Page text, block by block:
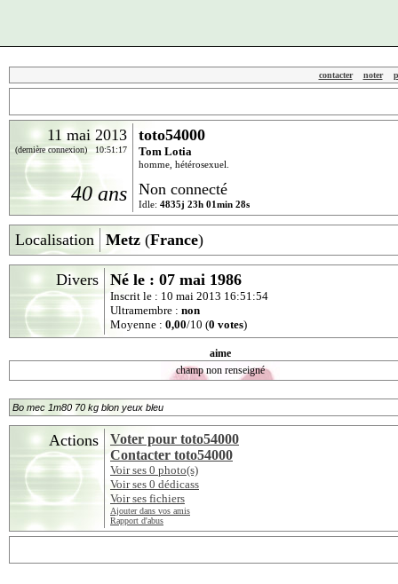
contacter noter
11 mai 2013
(dernière connexion) 10:51:17
toto54000
Tom Lotia
homme, hétérosexuel.
Non connecté
Idle: 4835j 23h 01min 28s
40 ans
Localisation Metz (France)
Divers Né le : 07 mai 1986
Inscrit le : 10 mai 2013 16:51:54
Ultramembre : non
Moyenne : 0,00/10 (0 votes)
aime
champ non renseigné
Bo mec 1m80 70 kg blon yeux bleu
Actions
Voter pour toto54000
Contacter toto54000
Voir ses 0 photo(s)
Voir ses 0 dédicass
Voir ses fichiers
Ajouter dans vos amis
Rapport d'abus